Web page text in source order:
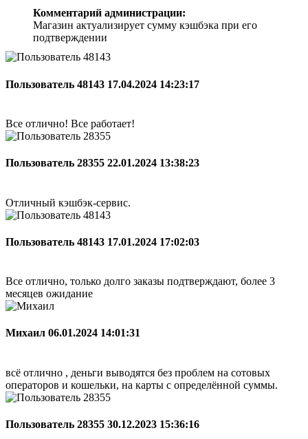
Комментарий администрации:
Магазин актуализирует сумму кэшбэка при его
подтверждении
Пользователь 48143 17.04.2024 14:23:17
Все отлично! Все работает!
Пользователь 28355 22.01.2024 13:38:23
Отличный кэшбэк-сервис.
Пользователь 48143 17.01.2024 17:02:03
Все отлично, только долго заказы подтверждают, более 3
месяцев ожидание
Михаил 06.01.2024 14:01:31
всё отлично , деньги выводятся без проблем на сотовых
операторов и кошельки, на карты с определённой суммы.
Пользователь 28355 30.12.2023 15:36:16